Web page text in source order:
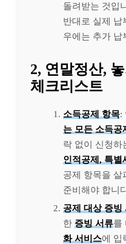
돌려받는 것입
반대로 실제 납
우에는 추가 납
2, 연말정산,
체크리스트
소득공제 항목:
는 모든 소득공
락 없이 신청하
인적공제, 특별
공제 항목을 살
준비해야 합니
공제 대상 증빙
한 증빙 서류를
화 서비스에 입